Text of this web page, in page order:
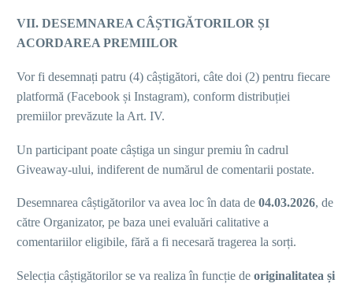
VII. DESEMNAREA CÂȘTIGĂTORILOR ȘI
ACORDAREA PREMIILOR
Vor fi desemnați patru (4) câștigători, câte doi (2) pentru fiecare
platformă (Facebook și Instagram), conform distribuției
premiilor prevăzute la Art. IV.
Un participant poate câștiga un singur premiu în cadrul
Giveaway-ului, indiferent de numărul de comentarii postate.
Desemnarea câștigătorilor va avea loc în data de 04.03.2026, de
către Organizator, pe baza unei evaluări calitative a
comentariilor eligibile, fără a fi necesară tragerea la sorți.
Selecția câștigătorilor se va realiza în funcție de originalitatea și